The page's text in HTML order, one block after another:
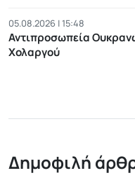
05.08.2026 | 15:48
Αντιπροσωπεία
Χολαργού
Δημοφιλή